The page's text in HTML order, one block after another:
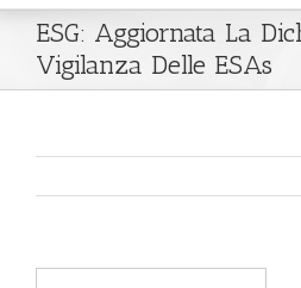
ESG: Aggiornata La
Vigilanza Delle ESAs